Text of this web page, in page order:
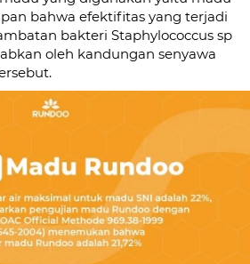
bahwa efektifitas yang terjadi
bakteri Staphylococcus sp
oleh kandungan senyawa